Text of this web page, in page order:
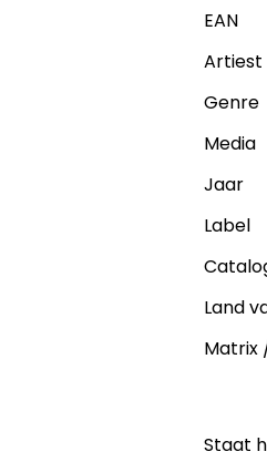
EAN
Artiest
Genre
Media
Jaar
Label
Land
Matrix
Staat